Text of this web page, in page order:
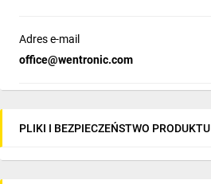
Adres e-mail
office@wentronic.com
PLIKI I BEZPIECZEŃSTWO PRODUKTU